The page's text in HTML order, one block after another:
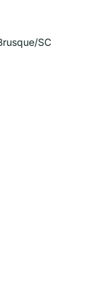
SC